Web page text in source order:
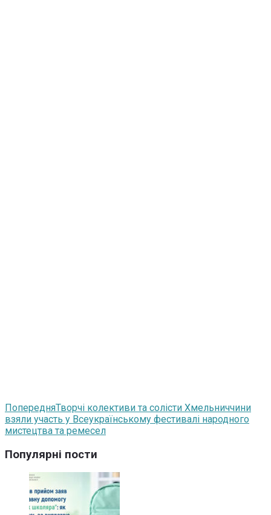
ПопередняТворчі колективи та солісти Хмельниччини
взяли участь у Всеукраїнському фестивалі народного
мистецтва та ремесел
Популярні пости